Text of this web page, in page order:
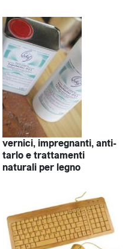
vernici, impregnanti, anti-
tarlo e trattamenti
naturali per legno